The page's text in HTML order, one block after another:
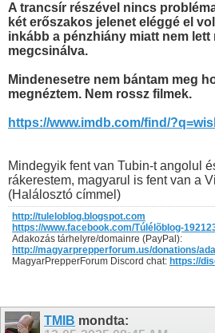
A trancsír részével nincs
két erőszakos jelenet eléggé el
inkább a pénzhiány miatt nem lett
megcsinálva.
Mindenesetre nem bántam meg
megnéztem. Nem rossz filmek.
https://www.imdb.com/find/
Mindegyik fent van Tubin-t angolul
rákerestem, magyarul is fent van a
(Halálosztó címmel)
http://tuleloblog.blogspot.com
https://www.facebook.com/Túlélõblog-
Adakozás tárhelyre/domainre (PayPal):
http://magyarprepperforum.us/donations/
MagyarPrepperForum Discord chat: https://
TMIB mondta: